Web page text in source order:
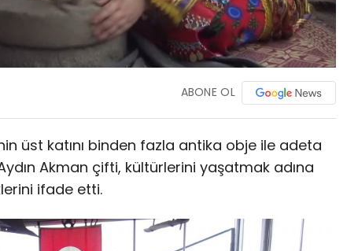
ABONE OL
üst katını binden fazla antika obje ile adeta
Akman çifti, kültürlerini yaşatmak adına
ifade etti.